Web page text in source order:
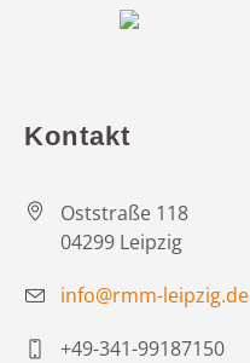
Kontakt
Oststraße 118
04299 Leipzig
info@rmm-leipzig.de
+49-341-99187150